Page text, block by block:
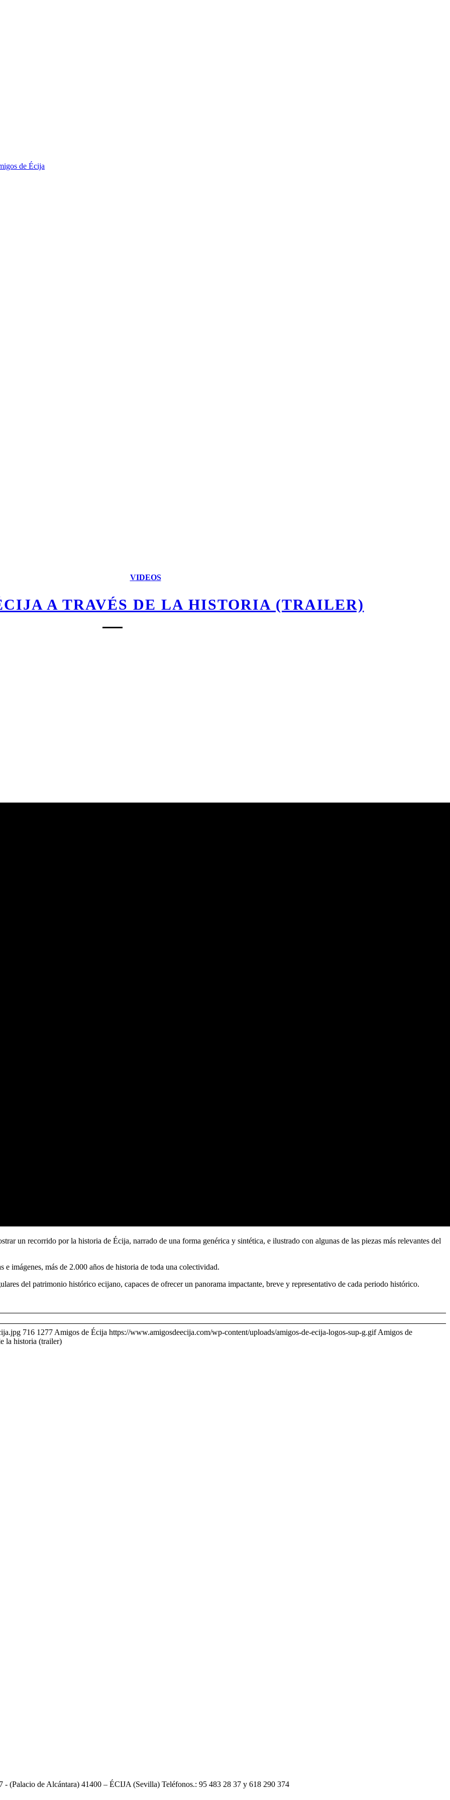
de Écija
VIDEOS
A TRAVÉS DE LA HISTORIA (TRAILER)
recorrido por la historia de Écija, narrado de una forma genérica y sintética, e ilustrado con algunas de las piezas más relevantes del
imágenes, más de 2.000 años de historia de toda una colectividad.
del patrimonio histórico ecijano, capaces de ofrecer un panorama impactante, breve y representativo de cada periodo histórico.
716 1277 Amigos de Écija https://www.amigosdeecija.com/wp-content/uploads/amigos-de-ecija-logos-sup-g.gif Amigos de
la historia (trailer)
(Palacio de Alcántara) 41400 – ÉCIJA (Sevilla) Teléfonos.: 95 483 28 37 y 618 290 374